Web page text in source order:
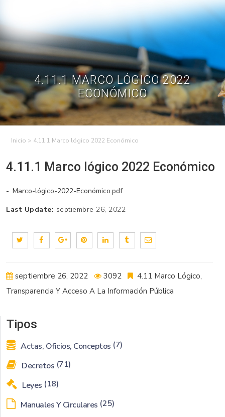
Transparencia
Contrataciones
Contáctenos
Regístrese – Solo
avicultores
Inicia Sesión
content
4.11.1 MARCO LÓGICO 2022
ECONÓMICO
> 4.11.1 Marco lógico 2022 Económico
4.11.1 Marco lógico 2022 Económico
Marco-lógico-2022-Económico.pdf
Last Update: septiembre 26, 2022
septiembre 26, 2022 3092 4.11 Marco Lógico,
Transparencia Y Acceso A La Información Pública
Tipos
Actas, Oficios, Conceptos (7)
Decretos (71)
Leyes (18)
Manuales Y Circulares (25)